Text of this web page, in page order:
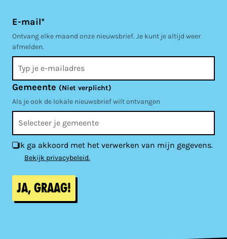
E-mail*
Ontvang elke maand onze nieuwsbrief. Je kunt je altijd weer
afmelden.
Gemeente (Niet verplicht)
Als je ook de lokale nieuwsbrief wilt ontvangen
Ik ga akkoord met het verwerken van mijn gegevens.
Bekijk privacybeleid.
Ja, graag!